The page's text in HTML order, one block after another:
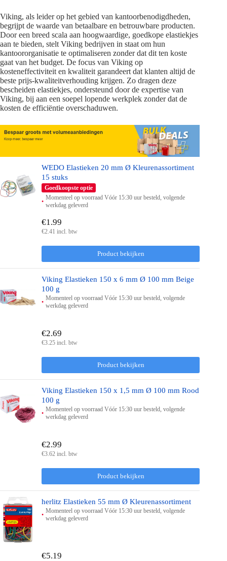
Viking, als leider op het gebied van kantoorbenodigdheden,
begrijpt de waarde van betaalbare en betrouwbare producten.
Door een breed scala aan hoogwaardige, goedkope elastiekjes
aan te bieden, stelt Viking bedrijven in staat om hun
kantoororganisatie te optimaliseren zonder dat dit ten koste
gaat van het budget. De focus van Viking op
kosteneffectiviteit en kwaliteit garandeert dat klanten altijd de
beste prijs-kwaliteitverhouding krijgen. Zo dragen deze
bescheiden elastiekjes, ondersteund door de expertise van
Viking, bij aan een soepel lopende werkplek zonder dat de
kosten de efficiëntie overschaduwen.
WEDO Elastieken 20 mm Ø Kleurenassortiment
15 stuks
Goedkoopste optie
Momenteel op voorraad Vóór 15:30 uur besteld, volgende
werkdag geleverd
Product bekijken
€1.99
€2.41 incl. btw
Viking Elastieken 150 x 6 mm Ø 100 mm Beige
100 g
Momenteel op voorraad Vóór 15:30 uur besteld, volgende
werkdag geleverd
Product bekijken
€2.69
€3.25 incl. btw
Viking Elastieken 150 x 1,5 mm Ø 100 mm Rood
100 g
Momenteel op voorraad Vóór 15:30 uur besteld, volgende
werkdag geleverd
Product bekijken
€2.99
€3.62 incl. btw
herlitz Elastieken 55 mm Ø Kleurenassortiment
Momenteel op voorraad Vóór 15:30 uur besteld, volgende
werkdag geleverd
€5.19